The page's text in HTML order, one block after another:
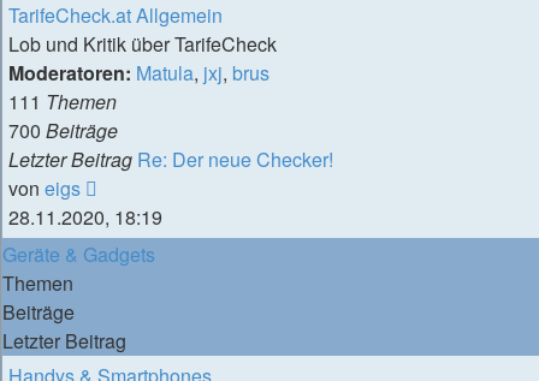
TarifeCheck.at Allgemein
Lob und Kritik über TarifeCheck
Moderatoren: Matula, jxj, brus
111 Themen
700 Beiträge
Letzter Beitrag Re: Der neue Checker!
von eigs
Beitrag
28.11.2020, 18:19
Geräte & Gadgets
Themen
Beiträge
Letzter Beitrag